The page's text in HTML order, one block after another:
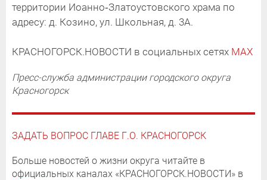
территории Иоанно‑Златоустовского храма по
адресу: д. Козино, ул. Школьная, д. 3А.
КРАСНОГОРСК.НОВОСТИ в социальных сетях MAX
Пресс-служба администрации городского округа
Красногорск
ЗАДАТЬ ВОПРОС ГЛАВЕ Г.О. КРАСНОГОРСК
Больше новостей о жизни округа читайте в
официальных каналах «КРАСНОГОРСК.НОВОСТИ» в